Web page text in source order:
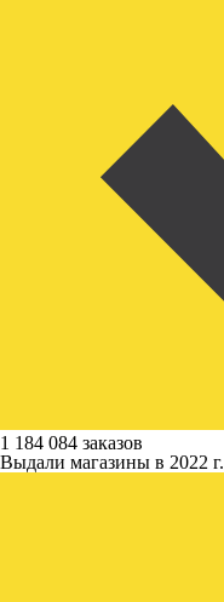
1 184 084 заказов
Выдали магазины в 2022 г.